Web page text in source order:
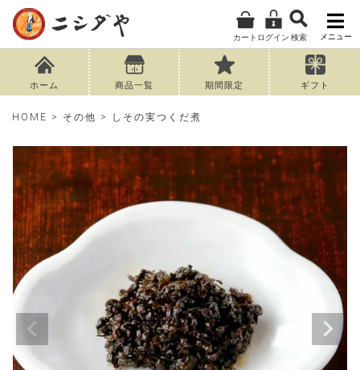
カート ログイン 検索 メニュー
ホーム 商品一覧 期間限定 ギフト
HOME その他 しその実つくだ煮